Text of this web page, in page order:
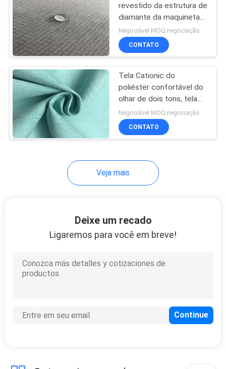
revestido da estrutura de
diamante da maquineta
da tela da tela do
poliéster do plutônio do
Cation
Negociável MOQ:negociação
CONTATO
Tela Cationic do
poliéster confortável do
olhar de dois tons, tela
impermeável do poliéster
Negociável MOQ:negociação
CONTATO
Veja mais
Deixe um recado
Ligaremos para você em breve!